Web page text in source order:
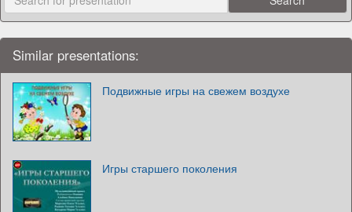
Similar presentations:
Подвижные игры на свежем воздухе
Игры старшего поколения